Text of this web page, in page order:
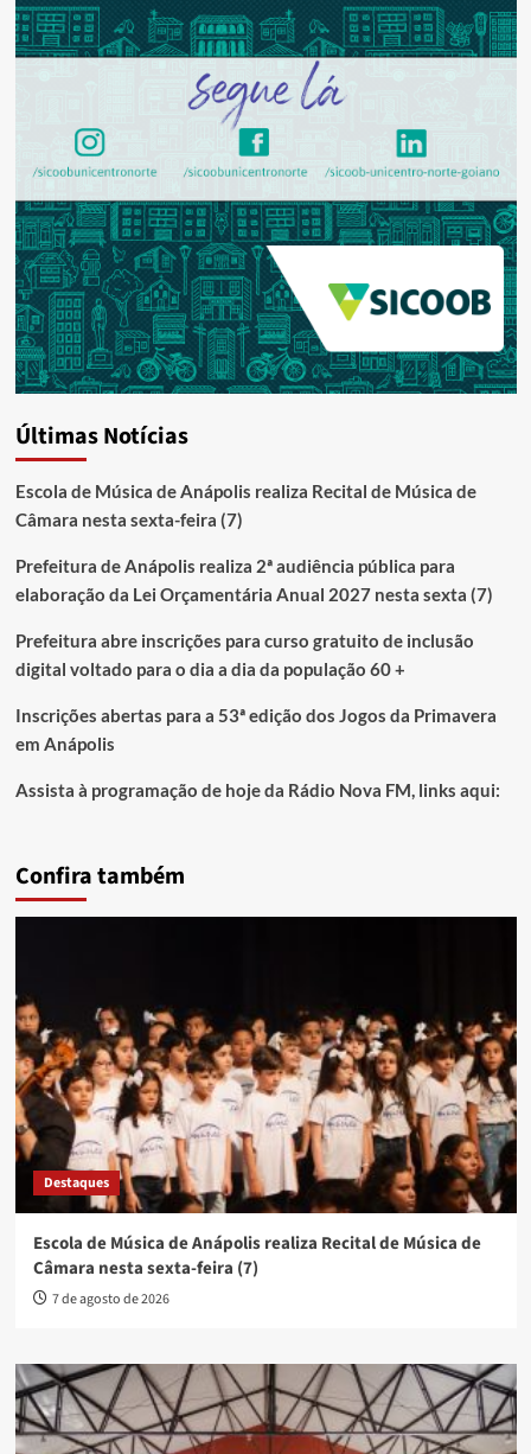
Últimas Notícias
Escola de Música de Anápolis realiza Recital de Música de
Câmara nesta sexta-feira (7)
Prefeitura de Anápolis realiza 2ª audiência pública para
elaboração da Lei Orçamentária Anual 2027 nesta sexta (7)
Prefeitura abre inscrições para curso gratuito de inclusão
digital voltado para o dia a dia da população 60 +
Inscrições abertas para a 53ª edição dos Jogos da Primavera
em Anápolis
Assista à programação de hoje da Rádio Nova FM, links aqui:
Confira também
Destaques
Escola de Música de Anápolis realiza Recital de Música de
Câmara nesta sexta-feira (7)
7 de agosto de 2026